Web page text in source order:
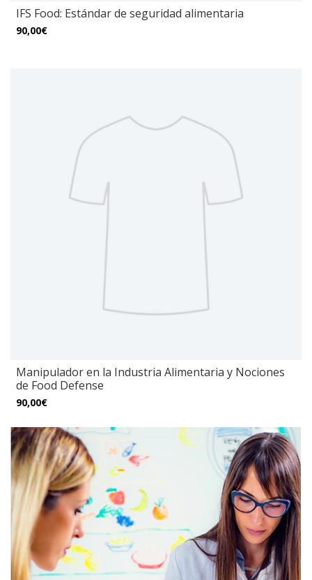
IFS Food: Estándar de seguridad alimentaria
90,00€
Manipulador en la Industria Alimentaria y Nociones
de Food Defense
90,00€